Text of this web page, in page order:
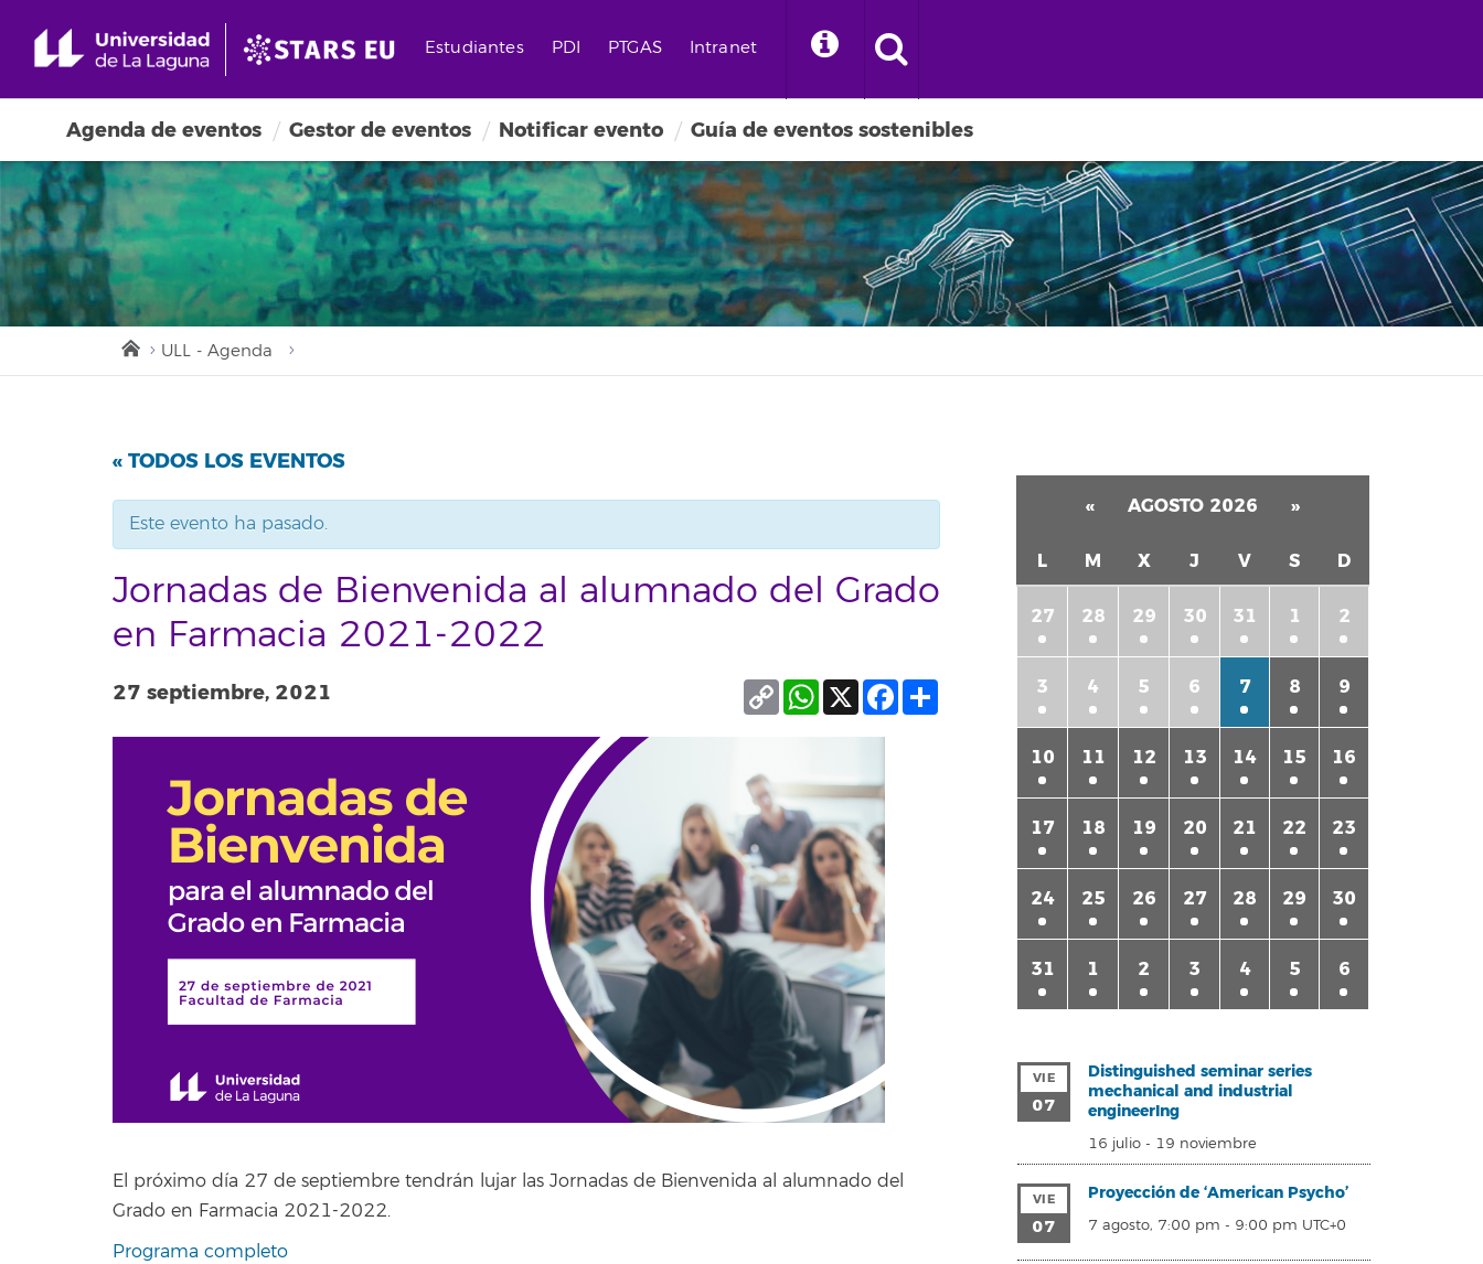
Estudiantes PDI PTGAS Intranet
Agenda de eventos Gestor de eventos Notificar evento Guía de eventos sostenibles
ULL - Agenda
« TODOS LOS EVENTOS
Este evento ha pasado.
Jornadas de Bienvenida al alumnado del Grado
en Farmacia 2021-2022
27 septiembre, 2021 Facebook
X
WhatsApp
Copy
Link
El próximo día 27 de septiembre tendrán lujar las Jornadas de Bienvenida al alumnado del
Grado en Farmacia 2021-2022.
Programa completo
« AGOSTO 2026 »
L M X J V S D
27 28 29 30 31 1 2
3 4 5 6 7 8 9
10 11 12 13 14 15 16
17 18 19 20 21 22 23
24 25 26 27 28 29 30
31 1 2 3 4 5 6
VIE
07
Distinguished seminar series
mechanical and industrial
engineerIng
16 julio - 19 noviembre
VIE
07
Proyección de ‘American Psycho’
7 agosto, 7:00 pm - 9:00 pm UTC+0